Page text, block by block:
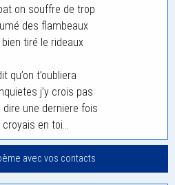
on souffre de trop
des flambeaux
tiré le rideaux
qu’on t’oubliera
j’y crois pas
une derniere fois
croyais en toi…
avec vos contacts